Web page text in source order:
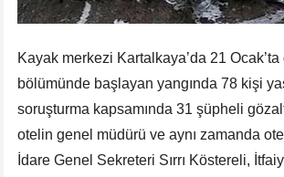
Kayak merkezi Kartalkaya’da 21
bölümünde başlayan yangında 78 kişi
soruşturma kapsamında 31 şüpheli
otelin genel müdürü ve aynı zamanda
İdare Genel Sekreteri Sırrı Köstereli,